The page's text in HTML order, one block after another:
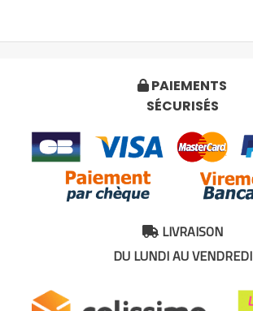
 PAIEMENTS
SÉCURISÉS
LIVRAISON
DU LUNDI AU VENDREDI